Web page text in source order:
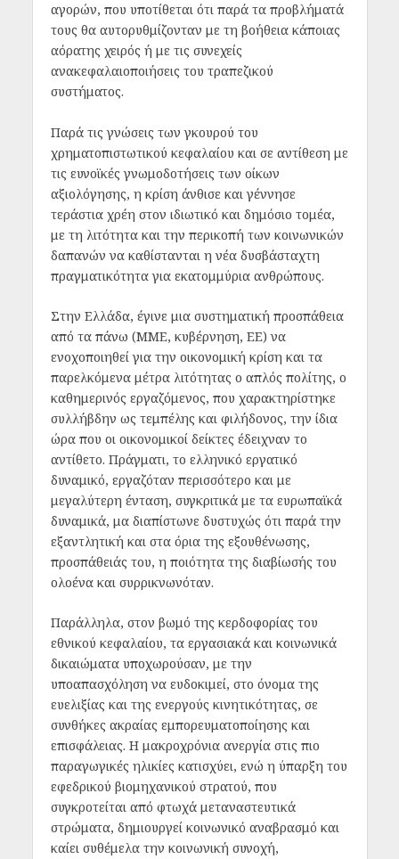
αγορών, που υποτίθεται ότι παρά τα προβλήματά
τους θα αυτορυθμίζονταν με τη βοήθεια κάποιας
αόρατης χειρός ή με τις συνεχείς
ανακεφαλαιοποιήσεις του τραπεζικού
συστήματος.
Παρά τις γνώσεις των γκουρού του
χρηματοπιστωτικού κεφαλαίου και σε αντίθεση με
τις ευνοϊκές γνωμοδοτήσεις των οίκων
αξιολόγησης, η κρίση άνθισε και γέννησε
τεράστια χρέη στον ιδιωτικό και δημόσιο τομέα,
με τη λιτότητα και την περικοπή των κοινωνικών
δαπανών να καθίστανται η νέα δυσβάσταχτη
πραγματικότητα για εκατομμύρια ανθρώπους.
Στην Ελλάδα, έγινε μια συστηματική προσπάθεια
από τα πάνω (ΜΜΕ, κυβέρνηση, ΕΕ) να
ενοχοποιηθεί για την οικονομική κρίση και τα
παρελκόμενα μέτρα λιτότητας ο απλός πολίτης, ο
καθημερινός εργαζόμενος, που χαρακτηρίστηκε
συλλήβδην ως τεμπέλης και φιλήδονος, την ίδια
ώρα που οι οικονομικοί δείκτες έδειχναν το
αντίθετο. Πράγματι, το ελληνικό εργατικό
δυναμικό, εργαζόταν περισσότερο και με
μεγαλύτερη ένταση, συγκριτικά με τα ευρωπαϊκά
δυναμικά, μα διαπίστωνε δυστυχώς ότι παρά την
εξαντλητική και στα όρια της εξουθένωσης,
προσπάθειάς του, η ποιότητα της διαβίωσής του
ολοένα και συρρικνωνόταν.
Παράλληλα, στον βωμό της κερδοφορίας του
εθνικού κεφαλαίου, τα εργασιακά και κοινωνικά
δικαιώματα υποχωρούσαν, με την
υποαπασχόληση να ευδοκιμεί, στο όνομα της
ευελιξίας και της ενεργούς κινητικότητας, σε
συνθήκες ακραίας εμπορευματοποίησης και
επισφάλειας. Η μακροχρόνια ανεργία στις πιο
παραγωγικές ηλικίες κατισχύει, ενώ η ύπαρξη του
εφεδρικού βιομηχανικού στρατού, που
συγκροτείται από φτωχά μεταναστευτικά
στρώματα, δημιουργεί κοινωνικό αναβρασμό και
καίει συθέμελα την κοινωνική συνοχή,